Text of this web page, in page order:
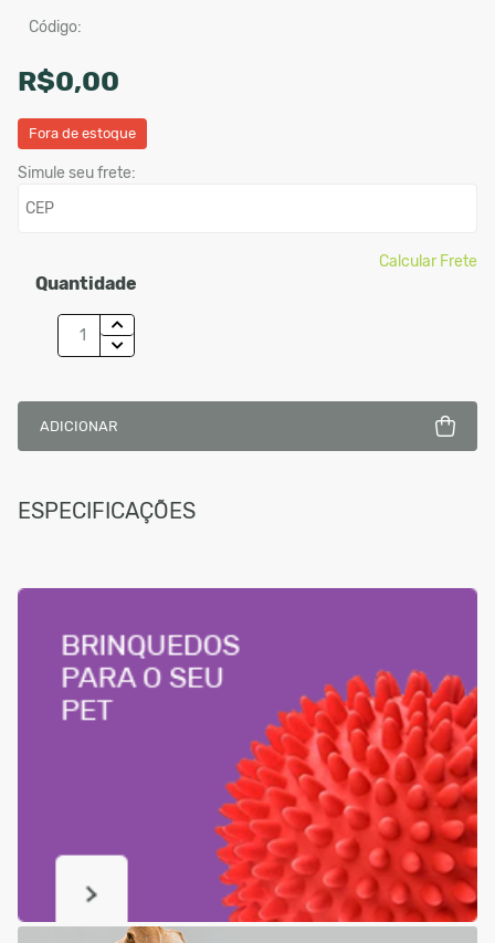
Código:
R$0,00
Fora de estoque
Simule seu frete:
Calcular Frete
Quantidade
ADICIONAR
ESPECIFICAÇÕES